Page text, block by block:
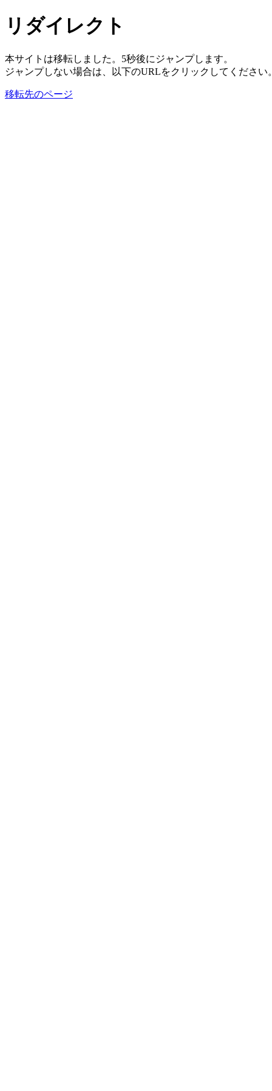
リダイレクト
本サイトは移転しました。5秒後にジャンプします。
ジャンプしない場合は、以下のURLをクリックしてください
移転先のページ